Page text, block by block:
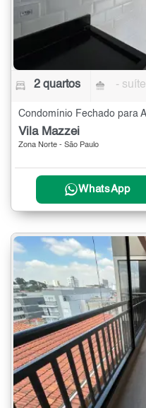
2 quartos - suíte
Vila Mazzei
Zona Norte - São Paulo
WhatsApp